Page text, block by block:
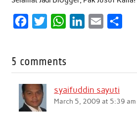
e
o
o
t
W
t
A
d
5 comments
syaifuddin sayuti
March 5, 2009 at 5:39 am